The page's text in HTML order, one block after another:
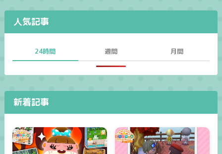
人気記事
24時間 週間 月間
新着記事